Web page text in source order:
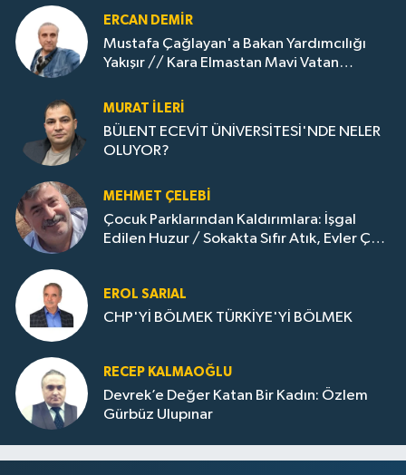
ERCAN DEMIR
Mustafa Çağlayan'a Bakan Yardımcılığı
Yakışır // ​Kara Elmastan Mavi Vatan
MURAT İLERI
BÜLENT ECEVİT ÜNİVERSİTESİ'NDE NELER
OLUYOR?
MEHMET ÇELEBI
Çocuk Parklarından Kaldırımlara: İşgal
Edilen Huzur / Sokakta Sıfır Atık, Evler Çöp
EROL SARIAL
CHP'Yİ BÖLMEK TÜRKİYE'Yİ BÖLMEK
RECEP KALMAOĞLU
Devrek’e Değer Katan Bir Kadın: Özlem
Gürbüz Ulupınar